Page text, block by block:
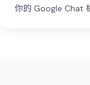
你的 Google Chat